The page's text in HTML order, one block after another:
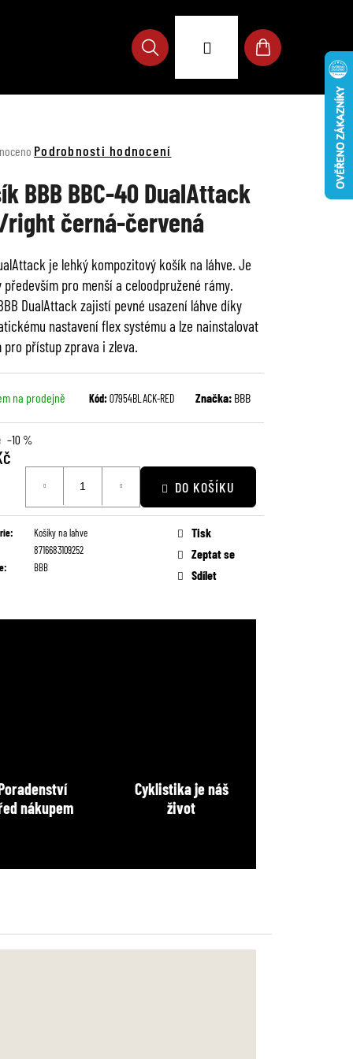
Hledat
Přihlášení
Nákupní
Podrobnosti hodnocení
BBB BBC-40 DualAttack
černá-červená
je lehký kompozitový košík na láhve. Je
především pro menší a celoodpružené rámy.
DualAttack zajistí pevné usazení láhve díky
nastavení flex systému a lze nainstalovat
pro přístup zprava i zleva.
na prodejně Kód:07954BLACK-RED Značka: BBB
–10 %
DO KOŠÍKU
:
Košíky na lahve
8716683109252
: BBB
Tisk
Zeptat se
Sdílet
nákupem
Cyklistika je náš
život